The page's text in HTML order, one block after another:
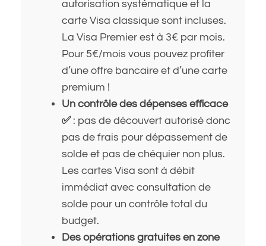
autorisation systématique et la
carte Visa classique sont incluses.
La Visa Premier est à 3€ par mois.
Pour 5€/mois vous pouvez profiter
d’une offre bancaire et d’une carte
premium !
Un contrôle des dépenses efficace
✅ : pas de découvert autorisé donc
pas de frais pour dépassement de
solde et pas de chéquier non plus.
Les cartes Visa sont à débit
immédiat avec consultation de
solde pour un contrôle total du
budget.
Des opérations gratuites en zone